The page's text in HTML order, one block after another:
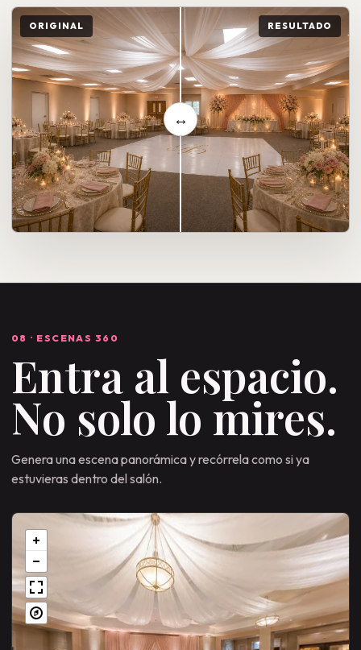
↔
ORIGINAL RESULTADO
08 · ESCENAS 360
Entra al espacio.
No solo lo mires.
Genera una escena panorámica y recórrela como si ya
estuvieras dentro del salón.